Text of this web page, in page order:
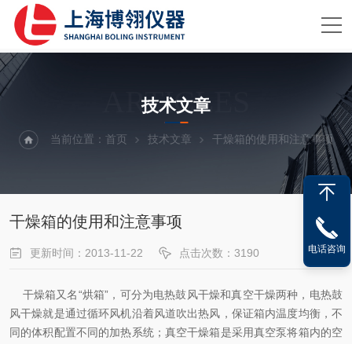
ARTICLES
技术文章
当前位置： 首页 技术文章 干燥箱的使用和注意事项
干燥箱的使用和注意事项
更新时间：2013-11-22 点击次数：3190
干燥箱又名“烘箱”，可分为电热鼓风干燥和真空干燥两种，电热鼓
风干燥就是通过循环风机沿着风道吹出热风，保证箱内温度均衡，不
同的体积配置不同的加热系统；真空干燥箱是采用真空泵将箱内的空
电话咨询